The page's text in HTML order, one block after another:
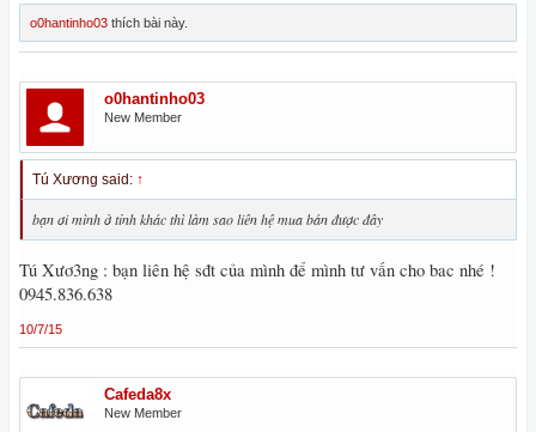
o0hantinho03 thích bài này.
o0hantinho03
New Member
Tú Xương said: ↑
bạn ơi mình ở tỉnh khác thì làm sao liên hệ mua bán được đây
Tú Xươ3ng : bạn liên hệ sđt của mình để mình tư vấn cho bac nhé !
0945.836.638
10/7/15
Cafeda8x
New Member